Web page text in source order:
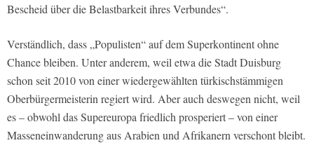
Bescheid über die Belastbarkeit ihres Verbundes“.
Verständlich, dass „Populisten“ auf dem Superkontinent ohne
Chance bleiben. Unter anderem, weil etwa die Stadt Duisburg
schon seit 2010 von einer wiedergewählten türkischstämmigen
Oberbürgermeisterin regiert wird. Aber auch deswegen nicht, weil
es – obwohl das Supereuropa friedlich prosperiert – von einer
Masseneinwanderung aus Arabien und Afrikanern verschont bleibt.